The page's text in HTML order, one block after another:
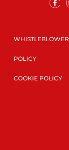
WHISTLEBLOWER
POLICY
COOKIE POLICY